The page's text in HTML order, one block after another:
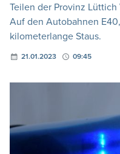
Teilen der Provinz
Auf den Autobahnen
kilometerlange Staus.
21.01.2023 09:45